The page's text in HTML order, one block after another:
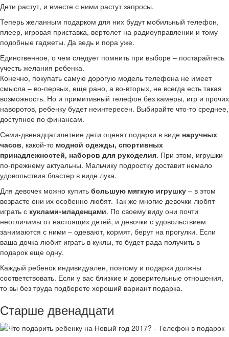
Дети растут, и вместе с ними растут запросы.
Теперь желанным подарком для них будут мобильный телефон,
плеер, игровая приставка, вертолет на радиоуправлении и тому
подобные гаджеты. Да ведь и пора уже.
Единственное, о чем следует помнить при выборе – постарайтесь
учесть желания ребенка.
Конечно, покупать самую дорогую модель телефона не имеет
смысла – во-первых, еще рано, а во-вторых, не всегда есть такая
возможность. Но и примитивный телефон без камеры, игр и прочих
наворотов, ребенку будет неинтересен. Выбирайте что-то среднее,
доступное по финансам.
Семи-двенадцатилетние дети оценят подарки в виде наручных
часов, какой-то модной одежды, спортивных
принадлежностей, наборов для рукоделия. При этом, игрушки
по-прежнему актуальны. Мальчику подростку доставит немало
удовольствия бластер в виде лука.
Для девочек можно купить большую мягкую игрушку – в этом
возрасте они их особенно любят. Так же многие девочки любят
играть с куклами-младенцами. По своему виду они почти
неотличимы от настоящих детей, и девочки с удовольствием
занимаются с ними – одевают, кормят, берут на прогулки. Если
ваша дочка любит играть в куклы, то будет рада получить в
подарок еще одну.
Каждый ребенок индивидуален, поэтому и подарки должны
соответствовать. Если у вас близкие и доверительные отношения,
то вы без труда подберете хороший вариант подарка.
Старше двенадцати